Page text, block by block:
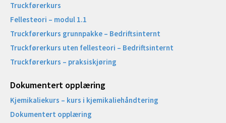
Truckførerkurs
Fellesteori – modul 1.1
Truckførerkurs grunnpakke – Bedriftsinternt
Truckførerkurs uten fellesteori – Bedriftsinternt
Truckførerkurs – praksiskjøring
Dokumentert opplæring
Kjemikaliekurs – kurs i kjemikaliehåndtering
Dokumentert opplæring